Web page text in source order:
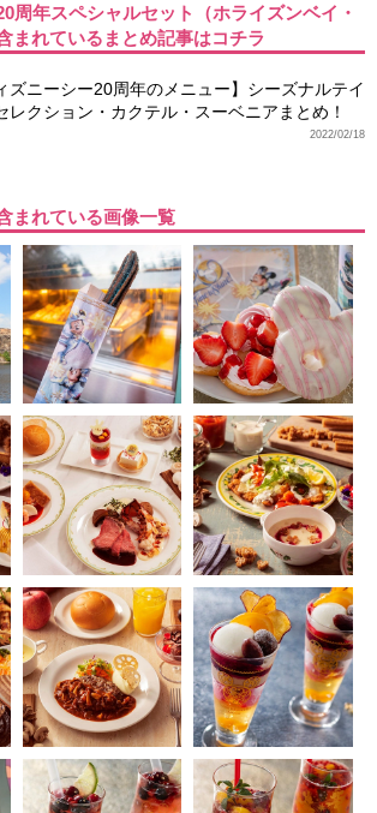
周年スペシャルセット（ホライズンベイ・
まれているまとめ記事はコチラ
ズニーシー20周年のメニュー】シーズナルテイ
レクション・カクテル・スーベニアまとめ！
2022/02/18
まれている画像一覧